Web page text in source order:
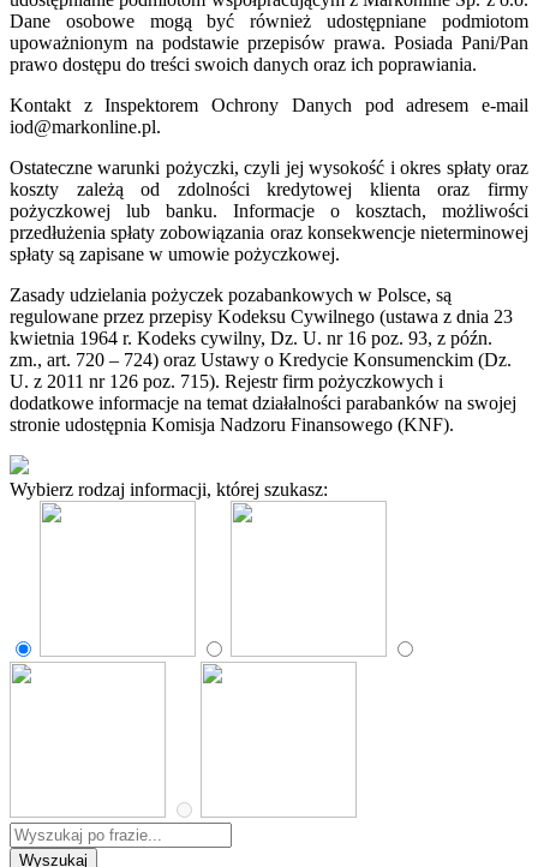
Dane osobowe mogą być również udostępniane podmiotom
upoważnionym na podstawie przepisów prawa. Posiada Pani/Pan
prawo dostępu do treści swoich danych oraz ich poprawiania.
Kontakt z Inspektorem Ochrony Danych pod adresem e-mail
iod@markonline.pl.
Ostateczne warunki pożyczki, czyli jej wysokość i okres spłaty oraz
koszty zależą od zdolności kredytowej klienta oraz firmy
pożyczkowej lub banku. Informacje o kosztach, możliwości
przedłużenia spłaty zobowiązania oraz konsekwencje nieterminowej
spłaty są zapisane w umowie pożyczkowej.
Zasady udzielania pożyczek pozabankowych w Polsce, są
regulowane przez przepisy Kodeksu Cywilnego (ustawa z dnia 23
kwietnia 1964 r. Kodeks cywilny, Dz. U. nr 16 poz. 93, z późn.
zm., art. 720 – 724) oraz Ustawy o Kredycie Konsumenckim (Dz.
U. z 2011 nr 126 poz. 715). Rejestr firm pożyczkowych i
dodatkowe informacje na temat działalności parabanków na swojej
stronie udostępnia Komisja Nadzoru Finansowego (KNF).
Wybierz rodzaj informacji, której szukasz: